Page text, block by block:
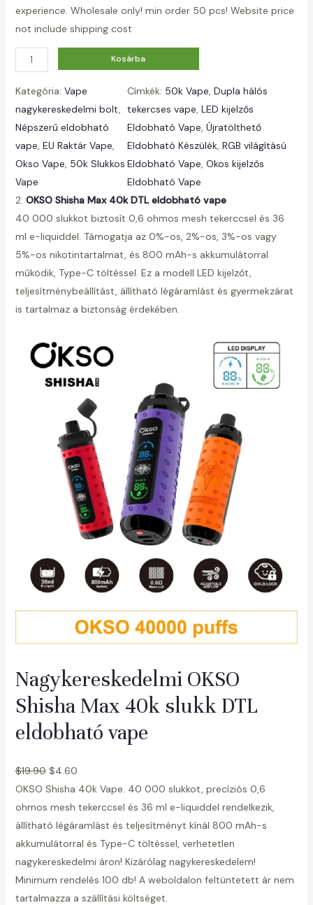
experience. Wholesale only! min order 50 pcs! Website price
not include shipping cost
e
n
n
y
i
s
é
g
Kosárba
Kategória: Vape
nagykereskedelmi bolt
Népszerű eldobható
vape, EU Raktár Vape
Okso Vape, 50k Slukkos
Vape
Címkék: 50k Vape, Dupla hálós
tekercses vape, LED kijelzős
Eldobható Vape, Újratölthető
Eldobható Készülék, RGB világítású
Eldobható Vape, Okos kijelzős
Eldobható Vape
2. OKSO Shisha Max 40k DTL eldobható vape
40 000 slukkot biztosít 0,6 ohmos mesh tekerccsel és 36
ml e-liquiddel. Támogatja az 0%-os, 2%-os, 3%-os vagy
5%-os nikotintartalmat, és 800 mAh-s akkumulátorral
működik, Type-C töltéssel. Ez a modell LED kijelzőt,
teljesítménybeállítást, állítható légáramlást és gyermekzárat
is tartalmaz a biztonság érdekében.
Nagykereskedelmi OKSO
Shisha Max 40k slukk DTL
eldobható vape
$19.90 $4.60
OKSO Shisha 40k Vape. 40 000 slukkot, precíziós 0,6
ohmos mesh tekerccsel és 36 ml e-liquiddel rendelkezik,
állítható légáramlást és teljesítményt kínál 800 mAh-s
akkumulátorral és Type-C töltéssel, verhetetlen
nagykereskedelmi áron! Kizárólag nagykereskedelem!
Minimum rendelés 100 db! A weboldalon feltüntetett ár nem
tartalmazza a szállítási költséget.